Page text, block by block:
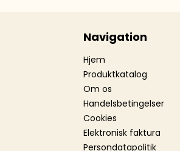
Navigation
Hjem
Produktkatalog
Om os
Handelsbetingelser
Cookies
Elektronisk faktura
Persondatapolitik